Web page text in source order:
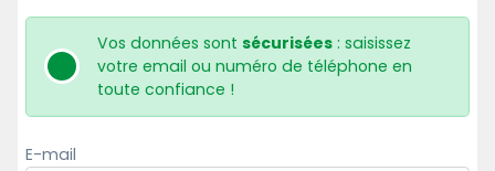
Vos données sontsécurisées : saisissez
votre email ou numéro de téléphone en
toute confiance !
E-mail